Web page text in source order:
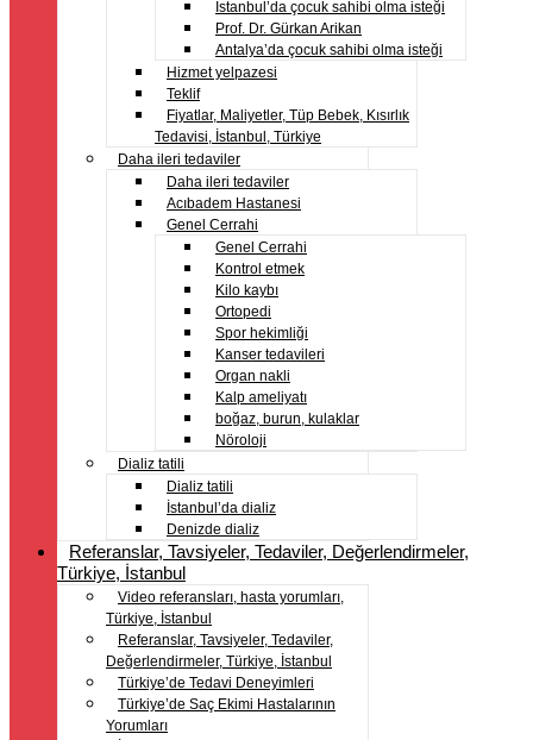
İstanbul’da çocuk sahibi olma isteği
Prof. Dr. Gürkan Arikan
Antalya’da çocuk sahibi olma isteği
Hizmet yelpazesi
Teklif
Fiyatlar, Maliyetler, Tüp Bebek, Kısırlık
Tedavisi, İstanbul, Türkiye
Daha ileri tedaviler
Daha ileri tedaviler
Acıbadem Hastanesi
Genel Cerrahi
Genel Cerrahi
Kontrol etmek
Kilo kaybı
Ortopedi
Spor hekimliği
Kanser tedavileri
Organ nakli
Kalp ameliyatı
boğaz, burun, kulaklar
Nöroloji
Dializ tatili
Dializ tatili
İstanbul’da dializ
Denizde dializ
Referanslar, Tavsiyeler, Tedaviler, Değerlendirmeler,
Türkiye, İstanbul
Video referansları, hasta yorumları,
Türkiye, İstanbul
Referanslar, Tavsiyeler, Tedaviler,
Değerlendirmeler, Türkiye, İstanbul
Türkiye’de Tedavi Deneyimleri
Türkiye’de Saç Ekimi Hastalarının
Yorumları